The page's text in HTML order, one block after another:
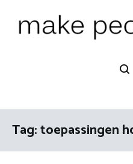
Tag:toepassingen